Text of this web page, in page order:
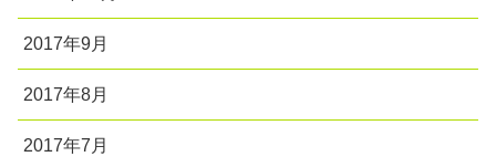
2017年9月
2017年8月
2017年7月